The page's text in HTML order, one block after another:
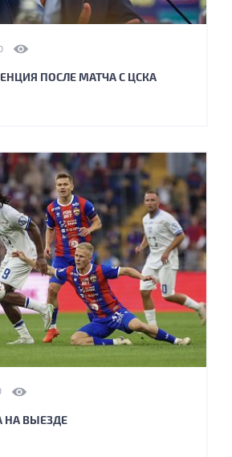
ПОСЛЕ МАТЧА С ЦСКА
НА ВЫЕЗДЕ